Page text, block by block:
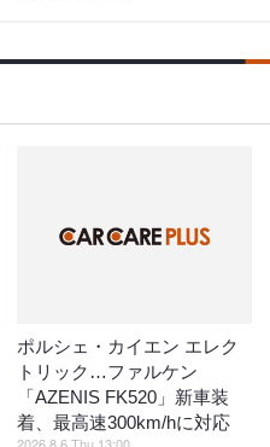
ポルシェ・カイエン エレク
トリック…ファルケン
「AZENIS FK520」新車装
着、最高速300km/hに対応
2026.8.6 Thu 13:00